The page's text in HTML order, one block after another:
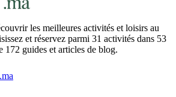
les meilleures activités et loisirs au
et réservez parmi 31 activités dans 53
172 guides et articles de blog.